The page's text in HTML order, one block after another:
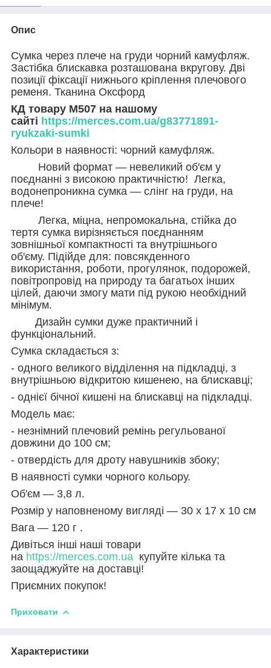
Опис
Сумка через плече на груди чорний камуфляж.
Застібка блискавка розташована вкругову. Дві
позиції фіксації нижнього кріплення плечового
ременя. Тканина Оксфорд
КД товару М507 на нашому
сайті https://merces.com.ua/g83771891-
ryukzaki-sumki
Кольори в наявності: чорний камуфляж.
Новий формат — невеликий об'єм у
поєднанні з високою практичністю! Легка,
водонепроникна сумка — слінг на груди, на
плече!
Легка, міцна, непромокальна, стійка до
тертя сумка вирізняється поєднанням
зовнішньої компактності та внутрішнього
об'єму. Підійде для: повсякденного
використання, роботи, прогулянок, подорожей,
повітропровід на природу та багатьох інших
цілей, даючи змогу мати під рукою необхідний
мінімум.
Дизайн сумки дуже практичний і
функціональний.
Сумка складається з:
- одного великого відділення на підкладці, з
внутрішньою відкритою кишенею, на блискавці;
- однієї бічної кишені на блискавці на підкладці.
Модель має:
- незнімний плечовий ремінь регульованої
довжини до 100 см;
- отвердість для дроту навушників збоку;
В наявності сумки чорного кольору.
Об'єм — 3,8 л.
Розмір у наповненому вигляді — 30 х 17 х 10 см
Вага — 120 г .
Дивіться інші наші товари
на https://merces.com.ua купуйте кілька та
заощаджуйте на доставці!
Приємних покупок!
Приховати
Характеристики